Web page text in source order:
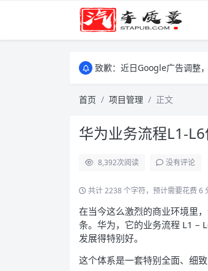
致歉：近日Google广告调整
致歉：近日Google广告调整
首页 项目管理 正文
华为业务流程L1-L6
8,392次阅读 没有评论
共计 2238 个字符，预计需要花费 6
在当今这么激烈的商业环境里
条。华为，它的业务流程 L1 –
发展得特别好。
这个体系是一套特别全面、细